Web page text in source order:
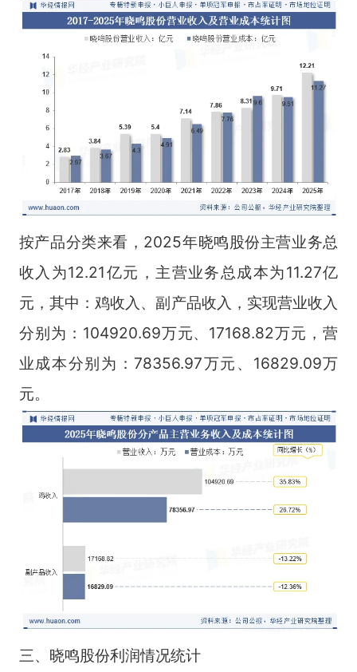
按产品分类来看，2025年晓鸣股份主营业务总
收入为12.21亿元，主营业务总成本为11.27亿
元，其中：鸡收入、副产品收入，实现营业收入
分别为：104920.69万元、17168.82万元，营
业成本分别为：78356.97万元、16829.09万
元。
三、晓鸣股份利润情况统计